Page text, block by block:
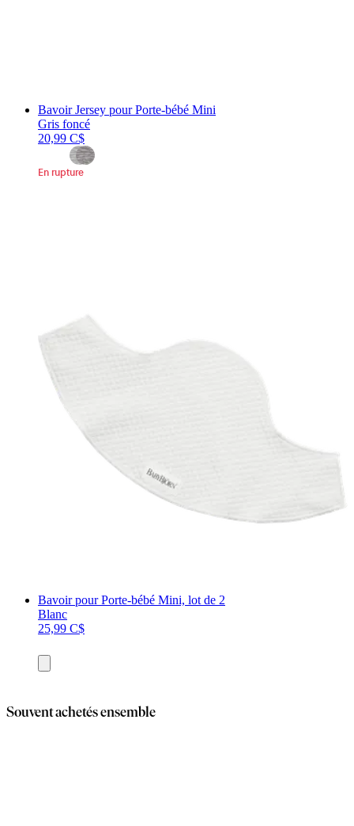
Bavoir Jersey pour Porte-bébé Mini
Gris foncé
20,99 C$
En rupture
Bavoir pour Porte-bébé Mini, lot de 2
Blanc
25,99 C$
au
Souvent achetés ensemble